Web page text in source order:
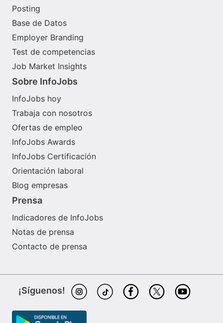
Posting
Base de Datos
Employer Branding
Test de competencias
Job Market Insights
Sobre InfoJobs
InfoJobs hoy
Trabaja con nosotros
Ofertas de empleo
InfoJobs Awards
InfoJobs Certificación
Orientación laboral
Blog empresas
Prensa
Indicadores de InfoJobs
Notas de prensa
Contacto de prensa
¡Síguenos!